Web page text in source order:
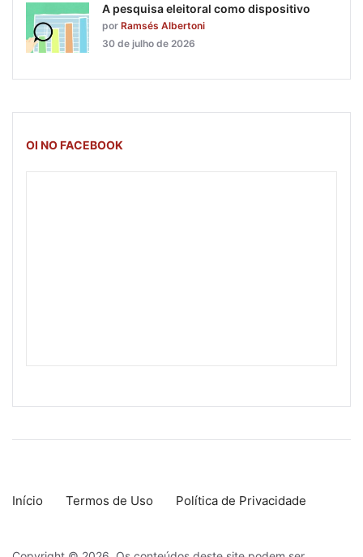
A pesquisa eleitoral como dispositivo
por Ramsés Albertoni
30 de julho de 2026
OI NO FACEBOOK
Início Termos de Uso Política de Privacidade